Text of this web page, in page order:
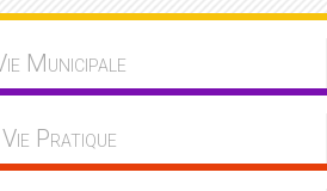
Municipale
Vie Pratique